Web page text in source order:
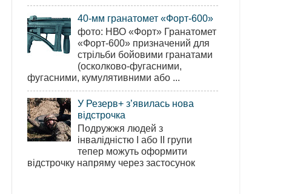
40-мм гранатомет «Форт-600»
фото: НВО «Форт» Гранатомет
«Форт-600» призначений для
стрільби бойовими гранатами
(осколково-фугасними,
фугасними, кумулятивними або ...
У Резерв+ з’явилась нова
відстрочка
Подружжя людей з
інвалідністю І або ІІ групи
тепер можуть оформити
відстрочку напряму через застосунок